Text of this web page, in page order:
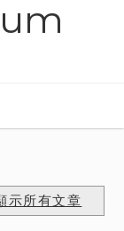
示所有文章